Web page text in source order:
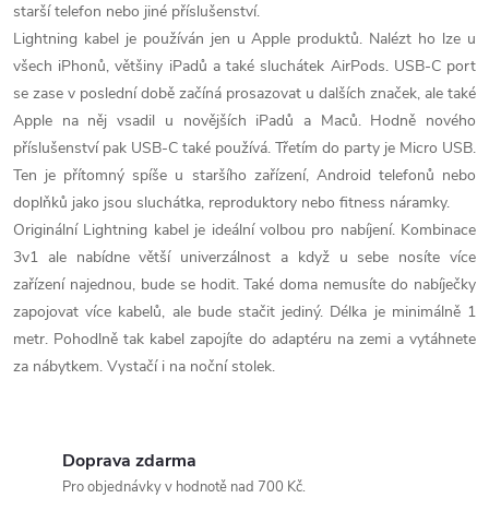
starší telefon nebo jiné příslušenství.
Lightning kabel je používán jen u Apple produktů. Nalézt ho lze u
všech iPhonů, většiny iPadů a také sluchátek AirPods. USB-C port
se zase v poslední době začíná prosazovat u dalších značek, ale také
Apple na něj vsadil u novějších iPadů a Maců. Hodně nového
příslušenství pak USB-C také používá. Třetím do party je Micro USB.
Ten je přítomný spíše u staršího zařízení, Android telefonů nebo
doplňků jako jsou sluchátka, reproduktory nebo fitness náramky.
Originální Lightning kabel je ideální volbou pro nabíjení. Kombinace
3v1 ale nabídne větší univerzálnost a když u sebe nosíte více
zařízení najednou, bude se hodit. Také doma nemusíte do nabíječky
zapojovat více kabelů, ale bude stačit jediný. Délka je minimálně 1
metr. Pohodlně tak kabel zapojíte do adaptéru na zemi a vytáhnete
za nábytkem. Vystačí i na noční stolek.
Doprava zdarma
Pro objednávky v hodnotě nad 700 Kč.